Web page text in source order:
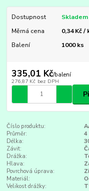
Dostupnost
Měrná cena
0,34 Kč /
Balení
1000 ks
335,01 Kč/balení
276,87 Kč bez DPH
Číslo produktu:
Průměr:
4
Délka:
Závit:
Drážka:
Hlava:
Povrchová úprava:
Materiál:
Velikost drážky: